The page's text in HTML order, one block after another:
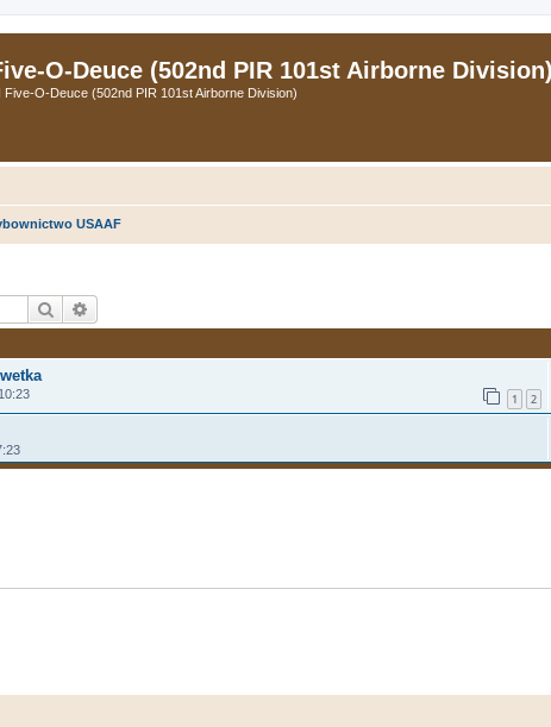
O-Deuce (502nd PIR 101st Airborne Division)
Five-O-Deuce (502nd PIR 101st Airborne Division)
USAAF
Szukaj
1 2